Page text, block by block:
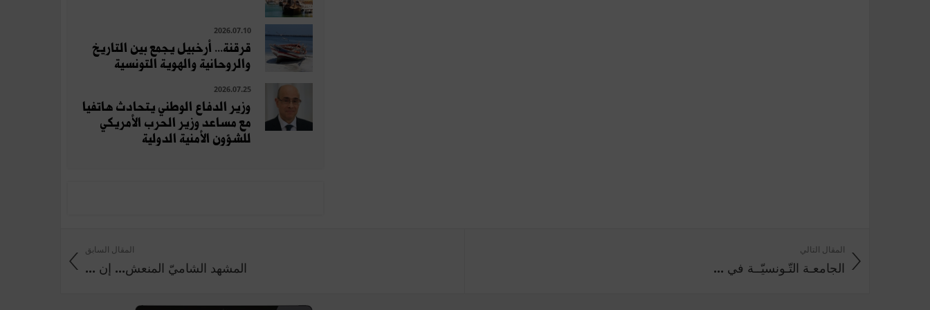
2026.07.10
قرقنة... أرخبيل يجمع بين التاريخ
والروحانية والهوية التونسية
2026.07.25
وزير الدفاع الوطني يتحادث هاتفيا
مع مساعد وزير الحرب الأمريكي
للشؤون الأمنية الدولية
المقال السابق
المشهد الشاميّ المنعش... إن ...
المقال التالي
الجامعـة التّـونسيّــة في ...